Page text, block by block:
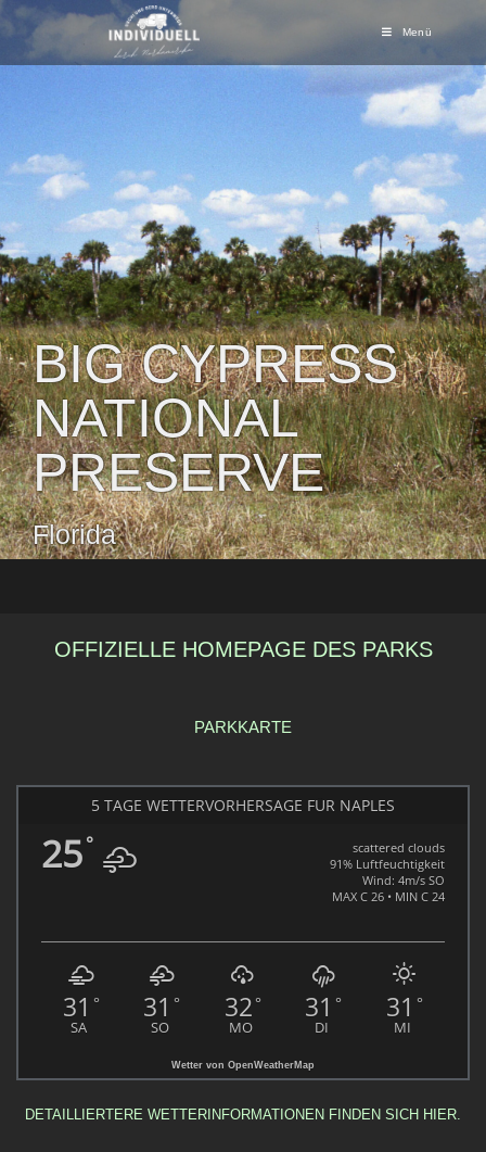
Menü
BIG CYPRESS
NATIONAL
PRESERVE
Florida
OFFIZIELLE HOMEPAGE DES PARKS
PARKKARTE
5 TAGE WETTERVORHERSAGE FÜR NAPLES
25°
scattered clouds
91% Luftfeuchtigkeit
Wind: 4m/s SO
MAX C 26 • MIN C 24
31 °
SA
31 °
SO
32 °
MO
31 °
DI
31 °
MI
Wetter von OpenWeatherMap
DETAILLIERTERE WETTERINFORMATIONEN FINDEN SICH HIER.